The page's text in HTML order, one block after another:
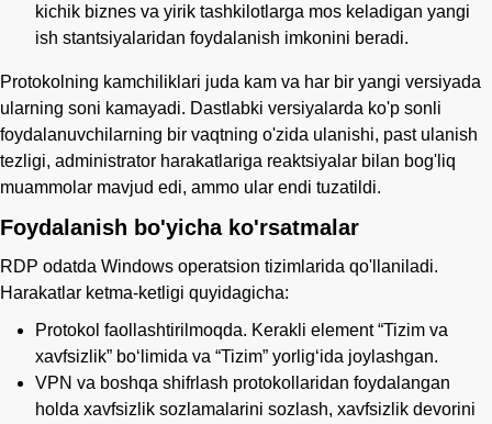
kichik biznes va yirik tashkilotlarga mos keladigan yangi
ish stantsiyalaridan foydalanish imkonini beradi.
Protokolning kamchiliklari juda kam va har bir yangi versiyada
ularning soni kamayadi. Dastlabki versiyalarda ko'p sonli
foydalanuvchilarning bir vaqtning o'zida ulanishi, past ulanish
tezligi, administrator harakatlariga reaktsiyalar bilan bog'liq
muammolar mavjud edi, ammo ular endi tuzatildi.
Foydalanish bo'yicha ko'rsatmalar
RDP odatda Windows operatsion tizimlarida qo'llaniladi.
Harakatlar ketma-ketligi quyidagicha:
Protokol faollashtirilmoqda. Kerakli element “Tizim va
xavfsizlik” bo‘limida va “Tizim” yorlig‘ida joylashgan.
VPN va boshqa shifrlash protokollaridan foydalangan
holda xavfsizlik sozlamalarini sozlash, xavfsizlik devorini